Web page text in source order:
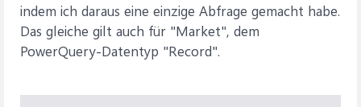
indem ich daraus eine einzige Abfrage gemacht habe.
Das gleiche gilt auch für "Market", dem
PowerQuery-Datentyp "Record".